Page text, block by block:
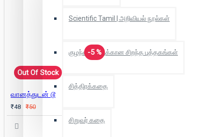
Scientific Tamil | அறிவியல் நூல்கள்
குழந்தைகளுக்கான சிறந்த புத்தகங்கள்
சித்திரக்கதை
சிறுவர் கதை
-5 %
Out Of Stock
வானத்துடன் டூ
₹48 ₹50